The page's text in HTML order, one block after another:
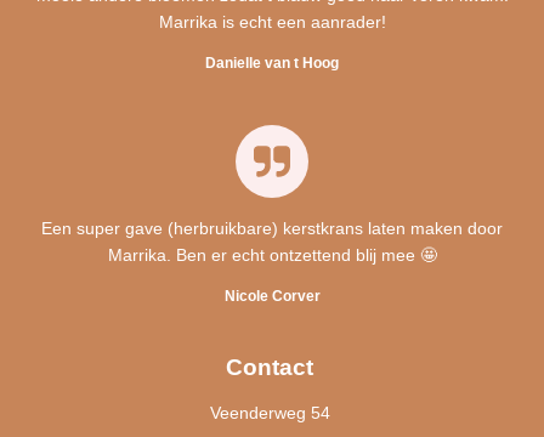
Marrika is echt een aanrader!
Danielle van t Hoog
Een super gave (herbruikbare) kerstkrans laten maken door
Marrika. Ben er echt ontzettend blij mee 🤩
Nicole Corver
Contact
Veenderweg 54